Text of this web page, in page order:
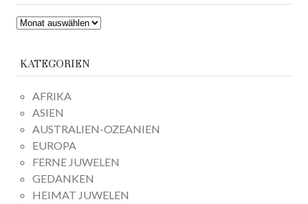
ARCHIV
KATEGORIEN
AFRIKA
ASIEN
AUSTRALIEN-OZEANIEN
EUROPA
FERNE JUWELEN
GEDANKEN
HEIMAT JUWELEN